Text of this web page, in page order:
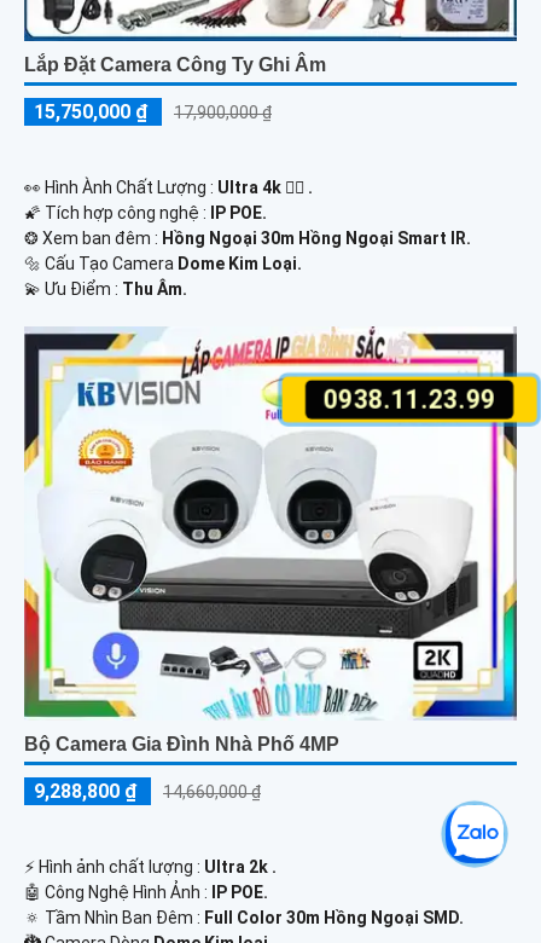
0938.11.23.99
Lắp Đặt Camera Công Ty Ghi Âm
15,750,000 ₫ 17,900,000 ₫
️👀 Hình Ành Chất Lượng : Ultra 4k 👍🏾 .
🌠 Tích hợp công nghệ :
IP POE.
❂ Xem ban đêm : Hồng Ngoại 30m Hồng Ngoại Smart IR.
🔩 Cấu Tạo Camera Dome Kim Loại.
️💫 Ưu Điểm : Thu Âm.
Bộ Camera Gia Đình Nhà Phố 4MP
9,288,800 ₫ 14,660,000 ₫
️⚡ Hình ảnh chất lượng : Ultra 2k .
🤖️ Công Nghệ Hình Ảnh :
IP POE.
🔅 Tầm Nhìn Ban Đêm : Full Color 30m Hồng Ngoại SMD.